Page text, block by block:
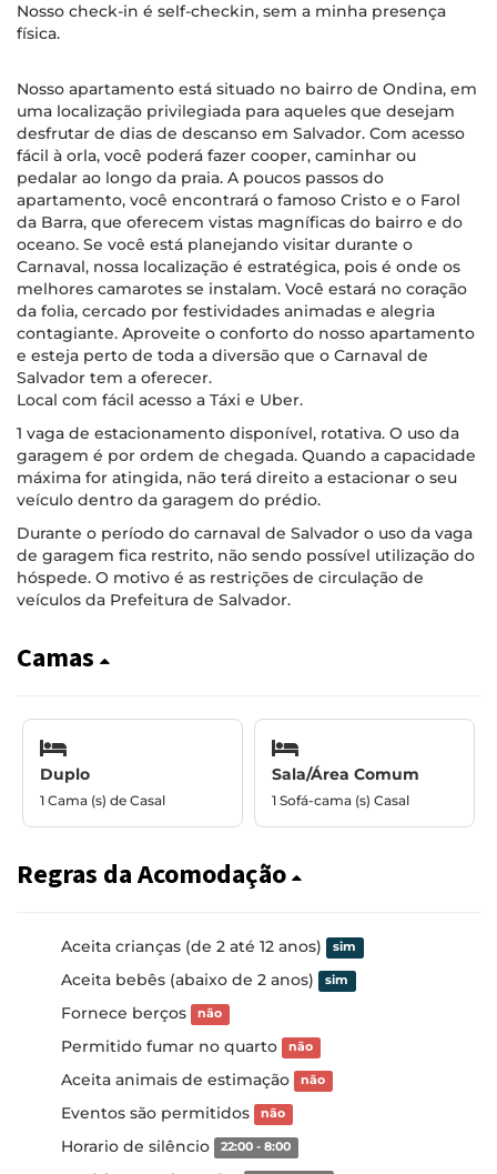
Nosso check-in é self-checkin, sem a minha presença
física.
Nosso apartamento está situado no bairro de Ondina, em
uma localização privilegiada para aqueles que desejam
desfrutar de dias de descanso em Salvador. Com acesso
fácil à orla, você poderá fazer cooper, caminhar ou
pedalar ao longo da praia. A poucos passos do
apartamento, você encontrará o famoso Cristo e o Farol
da Barra, que oferecem vistas magníficas do bairro e do
oceano. Se você está planejando visitar durante o
Carnaval, nossa localização é estratégica, pois é onde os
melhores camarotes se instalam. Você estará no coração
da folia, cercado por festividades animadas e alegria
contagiante. Aproveite o conforto do nosso apartamento
e esteja perto de toda a diversão que o Carnaval de
Salvador tem a oferecer.
Local com fácil acesso a Táxi e Uber.
1 vaga de estacionamento disponível, rotativa. O uso da
garagem é por ordem de chegada. Quando a capacidade
máxima for atingida, não terá direito a estacionar o seu
veículo dentro da garagem do prédio.
Durante o período do carnaval de Salvador o uso da vaga
de garagem fica restrito, não sendo possível utilização do
hóspede. O motivo é as restrições de circulação de
veículos da Prefeitura de Salvador.
Camas
Duplo
1 Cama (s) de Casal
Sala/Área Comum
1 Sofá-cama (s) Casal
Regras da Acomodação
Aceita crianças (de 2 até 12 anos) sim
Aceita bebês (abaixo de 2 anos) sim
Fornece berços não
Permitido fumar no quarto não
Aceita animais de estimação não
Eventos são permitidos não
Horario de silêncio 22:00 - 8:00